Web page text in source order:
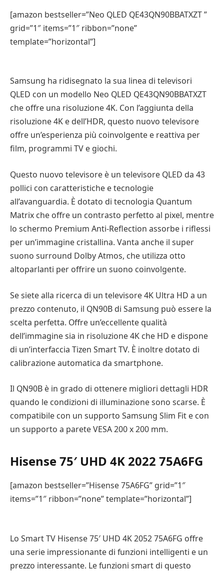
[amazon bestseller=”Neo QLED QE43QN90BBATXZT ”
grid=”1″ items=”1″ ribbon=”none”
template=”horizontal”]
Samsung ha ridisegnato la sua linea di televisori
QLED con un modello Neo QLED QE43QN90BBATXZT
che offre una risoluzione 4K. Con l’aggiunta della
risoluzione 4K e dell’HDR, questo nuovo televisore
offre un’esperienza più coinvolgente e reattiva per
film, programmi TV e giochi.
Questo nuovo televisore è un televisore QLED da 43
pollici con caratteristiche e tecnologie
all’avanguardia. È dotato di tecnologia Quantum
Matrix che offre un contrasto perfetto al pixel, mentre
lo schermo Premium Anti-Reflection assorbe i riflessi
per un’immagine cristallina. Vanta anche il super
suono surround Dolby Atmos, che utilizza otto
altoparlanti per offrire un suono coinvolgente.
Se siete alla ricerca di un televisore 4K Ultra HD a un
prezzo contenuto, il QN90B di Samsung può essere la
scelta perfetta. Offre un’eccellente qualità
dell’immagine sia in risoluzione 4K che HD e dispone
di un’interfaccia Tizen Smart TV. È inoltre dotato di
calibrazione automatica da smartphone.
Il QN90B è in grado di ottenere migliori dettagli HDR
quando le condizioni di illuminazione sono scarse. È
compatibile con un supporto Samsung Slim Fit e con
un supporto a parete VESA 200 x 200 mm.
Hisense 75′ UHD 4K 2022 75A6FG
[amazon bestseller=”Hisense 75A6FG” grid=”1″
items=”1″ ribbon=”none” template=”horizontal”]
Lo Smart TV Hisense 75′ UHD 4K 2052 75A6FG offre
una serie impressionante di funzioni intelligenti e un
prezzo interessante. Le funzioni smart di questo